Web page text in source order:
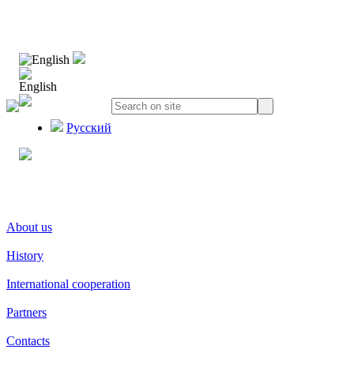
English
English
Русский
About us
History
International cooperation
Partners
Contacts